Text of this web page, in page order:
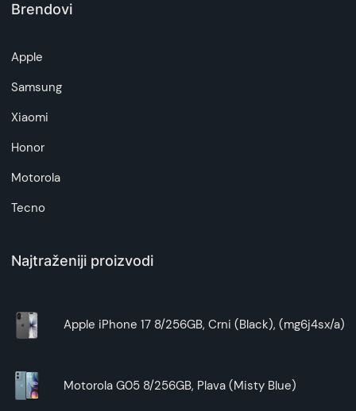
Brendovi
Apple
Samsung
Xiaomi
Honor
Motorola
Tecno
Najtraženiji proizvodi
Apple iPhone 17 8/256GB, Crni (Black), (mg6j4sx/a)
Motorola G05 8/256GB, Plava (Misty Blue)